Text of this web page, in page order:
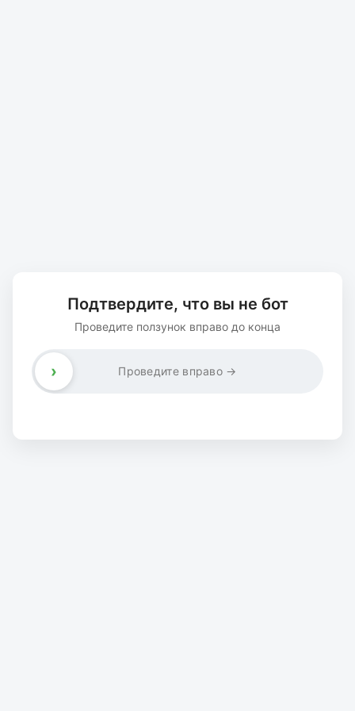
Подтвердите, что вы не бот
Проведите ползунок вправо до конца
Проведите вправо →
›